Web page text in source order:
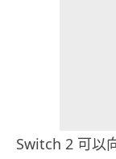
Switch 2 可以